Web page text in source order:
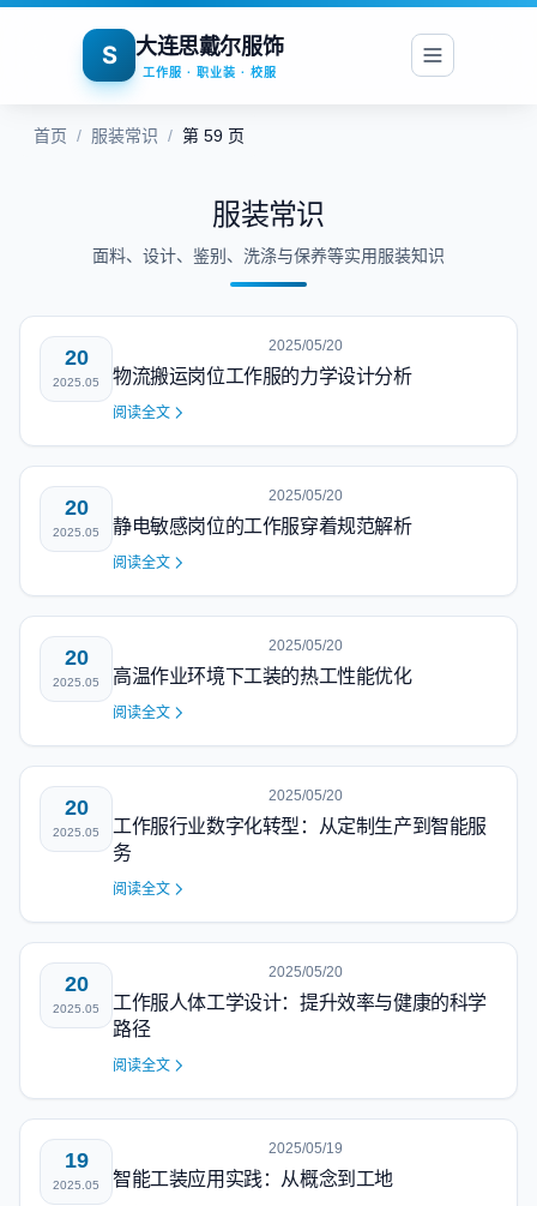
S 大连思戴尔服饰
工作服 · 职业装 · 校服
首页 / 服装常识 / 第 59 页
服装常识
面料、设计、鉴别、洗涤与保养等实用服装知识
20
2025.05
2025/05/20
物流搬运岗位工作服的力学设计分析
阅读全文
20
2025.05
2025/05/20
静电敏感岗位的工作服穿着规范解析
阅读全文
20
2025.05
2025/05/20
高温作业环境下工装的热工性能优化
阅读全文
20
2025.05
2025/05/20
工作服行业数字化转型：从定制生产到智能服
务
阅读全文
20
2025.05
2025/05/20
工作服人体工学设计：提升效率与健康的科学
路径
阅读全文
19
2025.05
2025/05/19
智能工装应用实践：从概念到工地